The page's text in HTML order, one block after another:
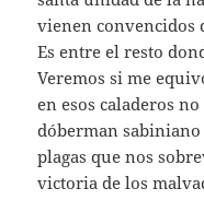
vienen convencidos
Es entre el resto
Veremos si me
en esos caladeros
dóberman
plagas que nos
victoria de los